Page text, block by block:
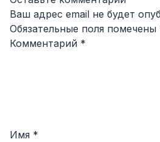
Ваш адрес email не будет
Обязательные поля помечены
Комментарий *
Имя *